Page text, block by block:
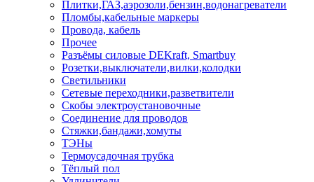
Плитки,ГАЗ,аэрозоли,бензин,водонагреватели
Пломбы,кабельные маркеры
Провода, кабель
Прочее
Разъёмы силовые DEKraft, Smartbuy
Розетки,выключатели,вилки,колодки
Светильники
Сетевые переходники,разветвители
Скобы электроустановочные
Соединение для проводов
Стяжки,бандажи,хомуты
ТЭНы
Термоусадочная трубка
Тёплый пол